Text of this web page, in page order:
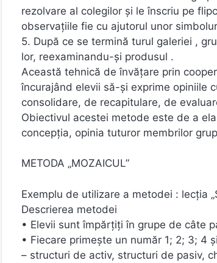
rezolvare al colegilor şi le înscriu pe
observaţiile fie cu ajutorul unor
5. După ce se termină turul galeriei ,
lor, reexaminandu-şi produsul .
Această tehnică de învăţare prin
încurajând elevii să-şi exprime opiniile
consolidare, de recapitulare, de
Obiectivul acestei metode este de a
concepţia, opinia tuturor membrilor
METODA „MOZAICUL”
Exemplu de utilizare a metodei : lecţia
Descrierea metodei
• Elevii sunt împărţiţi în grupe de câte
• Fiecare primeşte un număr 1; 2; 3; 4
– structuri de activ, structuri de pasiv,